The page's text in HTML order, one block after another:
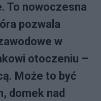
To nowoczesna
pozwala
w
otoczeniu –
Może to być
domek nad